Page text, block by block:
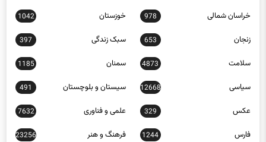
خراسان شمالی 978 خوزستان 1042
زنجان 653 سبک زندگی 397
سلامت 4873 سمنان 1185
سیاسی 12668 سیستان و بلوچستان 491
عکس 329 علمی و فناوری 7632
فارس 1244 فرهنگ و هنر 23256